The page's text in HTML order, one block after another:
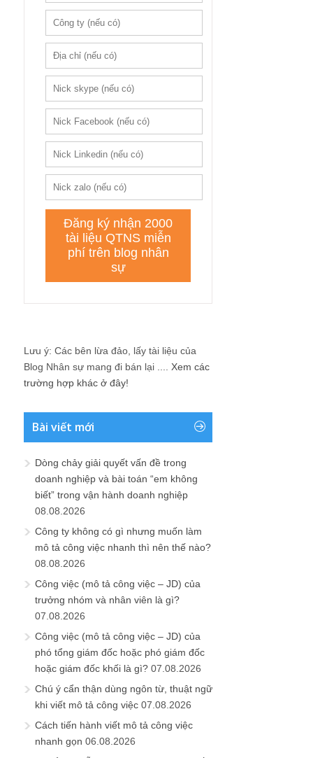
Lưu ý: Các bên lừa đảo, lấy tài liệu của
Blog Nhân sự mang đi bán lại .... Xem các
trường hợp khác ở đây!
Bài viết mới
Dòng chảy giải quyết vấn đề trong
doanh nghiệp và bài toán “em không
biết” trong vận hành doanh nghiệp
08.08.2026
Công ty không có gì nhưng muốn làm
mô tả công việc nhanh thì nên thế nào?
08.08.2026
Công việc (mô tả công việc – JD) của
trưởng nhóm và nhân viên là gì?
07.08.2026
Công việc (mô tả công việc – JD) của
phó tổng giám đốc hoặc phó giám đốc
hoặc giám đốc khối là gì? 07.08.2026
Chú ý cẩn thận dùng ngôn từ, thuật ngữ
khi viết mô tả công việc 07.08.2026
Cách tiến hành viết mô tả công việc
nhanh gọn 06.08.2026